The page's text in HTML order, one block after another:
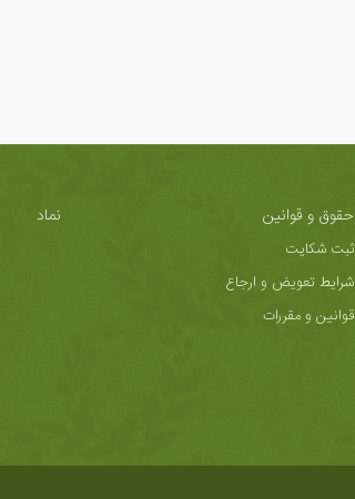
حقوق و قوانین
ثبت شکایت
شرایط تعویض و ارجاع
قوانین و مقررات
نماد